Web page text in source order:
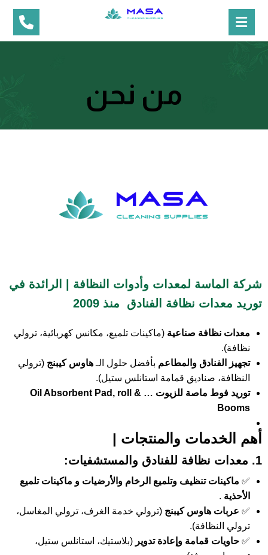
من نحن
شركة الماسة لمعدات وأدوات النظافة | الرائدة في
توريد معدات نظافة الفنادق منذ 2009
معدات نظافة صناعية (ماكينات تلميع، مكانس كهربائية، ترولي
نظافة).
تجهيز الفنادق والمطاعم بأفضل حلول الـ هاوس كيبنج (ترولي
النظافة، صناديق قمامة استانلس ستيل).
توريد فوط ماصة للزيوت … Oil Absorbent Pad, roll &
Booms
أهم الخدمات والمنتجات |
1. معدات نظافة للفنادق والمستشفيات:
✅ ماكينات تنظيف وتلميع الرخام والأرضيات و ماكينات تلميع
الأحذية .
✅ عربات هاوس كيبنج (ترولي خدمة الغرف، ترولي المغاسل،
ترولي النظافة).
✅ حاويات قمامة وإعادة تدوير (بلاستيك، استانلس ستيل،